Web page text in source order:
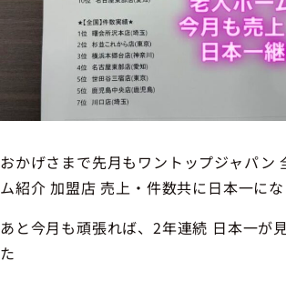
おかげさまで先月もワントップジャパン
ム紹介 加盟店 売上・件数共に日本一に
あと今月も頑張れば、2年連続 日本一が
た